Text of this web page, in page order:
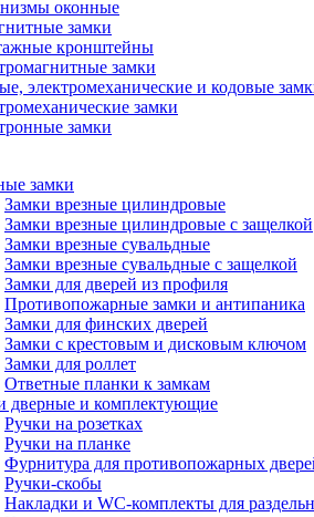
оконные
замки
кронштейны
замки
электромеханические и кодовые
замки
замки
замки
Замки врезные цилиндровые
Замки врезные цилиндровые с защелкой
Замки врезные сувальдные
Замки врезные сувальдные с защелкой
Замки для дверей из профиля
Противопожарные замки и антипаника
Замки для финских дверей
Замки с крестовым и дисковым ключом
Замки для роллет
Ответные планки к замкам
дверные и комплектующие
Ручки на розетках
Ручки на планке
Фурнитура для противопожарных
Ручки-скобы
Накладки и WC-комплекты для